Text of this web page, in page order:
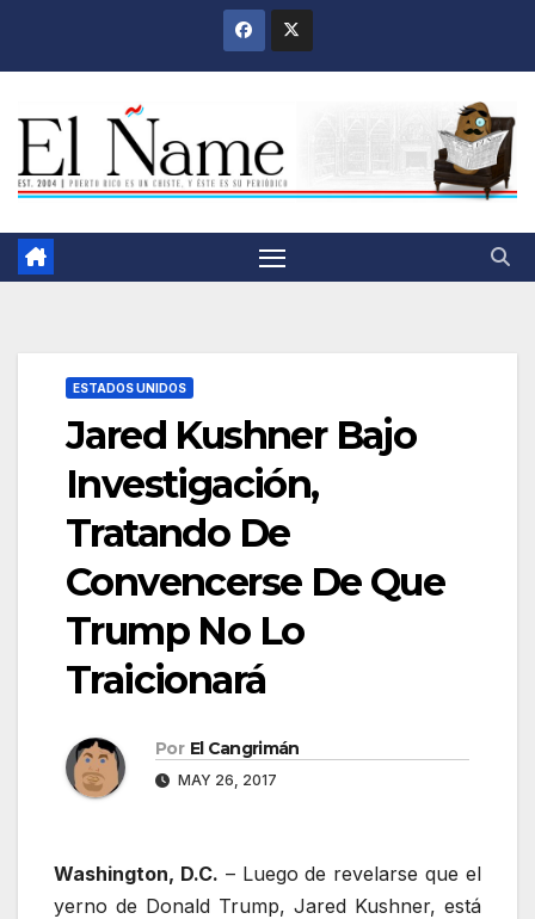
ESTADOS UNIDOS
Jared Kushner Bajo
Investigación,
Tratando De
Convencerse De Que
Trump No Lo
Traicionará
Por El Cangrimán
MAY 26, 2017
Washington, D.C. – Luego de revelarse que el
yerno de Donald Trump, Jared Kushner, está